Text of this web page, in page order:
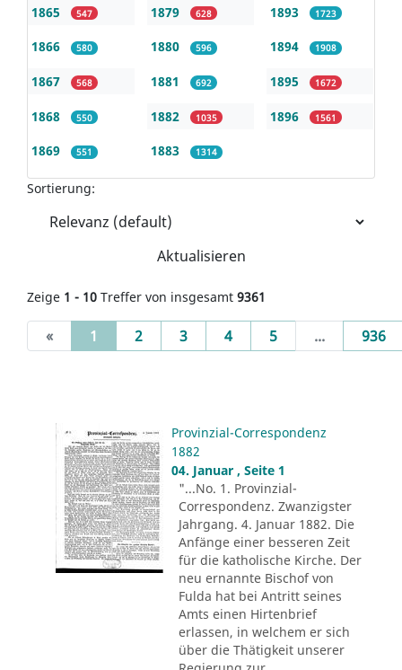
1865 547
1866 580
1867 568
1868 550
1869 551
1879 628
1880 596
1881 692
1882 1035
1883 1314
1893 1723
1894 1908
1895 1672
1896 1561
Sortierung:
Aktualisieren
Zeige 1 - 10 Treffer von insgesamt 9361
« 1 (current)
2 3 4 5 ... 936
Provinzial-Correspondenz
1882
04. Januar , Seite 1
"...No. 1. Provinzial-
Correspondenz. Zwanzigster
Jahrgang. 4. Januar 1882. Die
Anfänge einer besseren Zeit
für die katholische Kirche. Der
neu ernannte Bischof von
Fulda hat bei Antritt seines
Amts einen Hirtenbrief
erlassen, in welchem er sich
über die Thätigkeit unserer